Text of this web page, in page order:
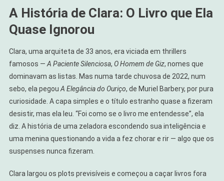
A História de Clara: O Livro que Ela
Quase Ignorou
Clara, uma arquiteta de 33 anos, era viciada em thrillers
famosos — A Paciente Silenciosa, O Homem de Giz, nomes que
dominavam as listas. Mas numa tarde chuvosa de 2022, num
sebo, ela pegou A Elegância do Ouriço, de Muriel Barbery, por pura
curiosidade. A capa simples e o título estranho quase a fizeram
desistir, mas ela leu. “Foi como se o livro me entendesse”, ela
diz. A história de uma zeladora escondendo sua inteligência e
uma menina questionando a vida a fez chorar e rir — algo que os
suspenses nunca fizeram.
Clara largou os plots previsíveis e começou a caçar livros fora